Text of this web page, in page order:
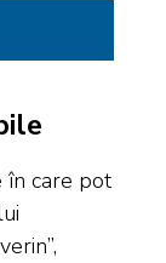
în care pot